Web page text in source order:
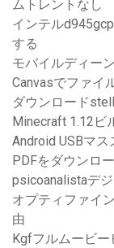
ムトレントなし
インテル
する
モバイルディー
Canvasでファイ
ダウンロード
Minecraft 1.12ビ
Android USBマ
PDFをダウンロ
psicoanalistaデ
オプティファイ
由
Kgfフルムービ